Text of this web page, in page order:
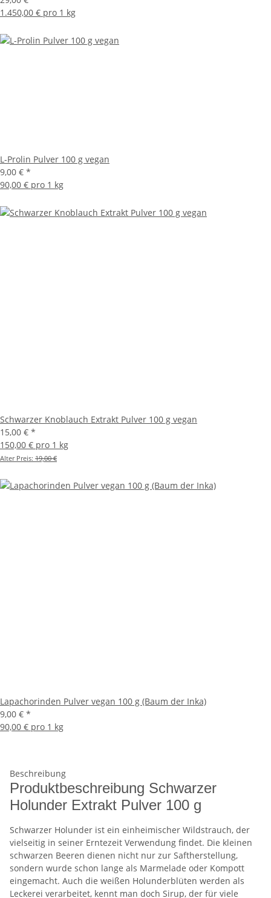
1.450,00 € pro 1 kg
L-Prolin Pulver 100 g vegan
9,00 € *
90,00 € pro 1 kg
Schwarzer Knoblauch Extrakt Pulver 100 g vegan
15,00 € *
150,00 € pro 1 kg
Alter Preis: 19,00 €
Lapachorinden Pulver vegan 100 g (Baum der Inka)
9,00 € *
90,00 € pro 1 kg
Beschreibung
Produktbeschreibung Schwarzer
Holunder Extrakt Pulver 100 g
Schwarzer Holunder ist ein einheimischer Wildstrauch, der
vielseitig in seiner Erntezeit Verwendung findet. Die kleinen
schwarzen Beeren dienen nicht nur zur Saftherstellung,
sondern wurde schon lange als Marmelade oder Kompott
eingemacht. Auch die weißen Holunderblüten werden als
Leckerei verarbeitet, kennt man doch Sirup, der für viele